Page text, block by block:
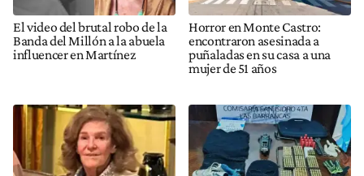
El video del brutal robo de la
Banda del Millón a la abuela
influencer en Martínez
Horror en Monte Castro:
encontraron asesinada a
puñaladas en su casa a una
mujer de 51 años